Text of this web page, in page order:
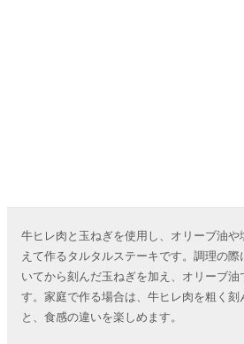
牛ヒレ肉と玉ねぎを使用し、オリーブ油や
えて作るタルタルステーキです。調理の
いてから刻んだ玉ねぎを加え、オリーブ油
す。家庭で作る場合は、牛ヒレ肉を粗く刻
と、食感の違いを楽しめます。